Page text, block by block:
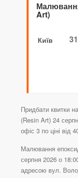
Art)
Київ
Придбати квитки
(Resin Art) 24
офіс 3 по ціні від
Малювання
серпня 2026 о
адресою вул.